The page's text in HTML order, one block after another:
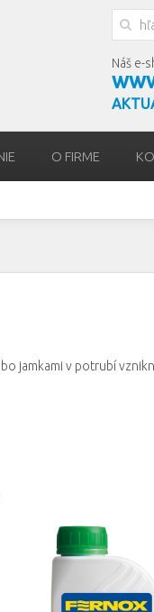
Náš e-
O FIRME
jamkami v potrubí